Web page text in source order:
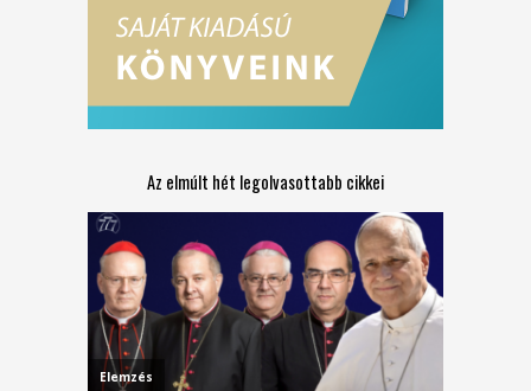
Az elmúlt hét legolvasottabb cikkei